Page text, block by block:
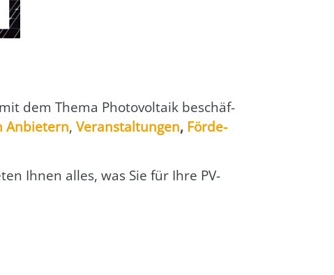
dem The­ma Pho­to­vol­ta­ik beschäf­
Anbie­tern,Ver­an­stal­tun­gen, För­de­
Ihnen alles, was Sie für Ihre PV-